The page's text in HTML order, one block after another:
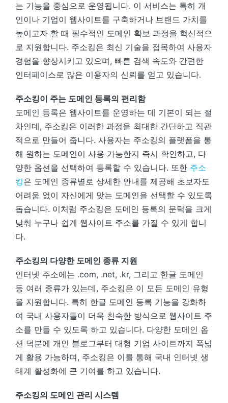
는 기능을 중심으로 운영됩니다. 이 서비스는 특히 개
인이나 기업이 웹사이트를 구축하거나 브랜드 가치를
높이고자 할 때 필수적인 도메인 확보 과정을 혁신적으
로 지원합니다. 주소킹은 최신 기술을 접목하여 사용자
경험을 향상시키고 있으며, 빠른 검색 속도와 간편한
인터페이스로 많은 이용자의 신뢰를 얻고 있습니다.
주소킹이 주는 도메인 등록의 편리함
도메인 등록은 웹사이트를 운영하는 데 기본이 되는 절
차인데, 주소킹은 이러한 과정을 최대한 간단하고 직관
적으로 만들어 줍니다. 사용자는 주소킹의 플랫폼을 통
해 원하는 도메인이 사용 가능한지 즉시 확인하고, 다
양한 옵션을 선택하여 등록할 수 있습니다. 또한 주소
킹은 도메인 종류별로 상세한 안내를 제공해 초보자도
어려움 없이 자신에게 맞는 도메인을 선택할 수 있도록
돕습니다. 이처럼 주소킹은 도메인 등록의 문턱을 크게
낮춰 누구나 쉽게 웹사이트 주소를 가질 수 있게 합니
다.
주소킹의 다양한 도메인 종류 지원
인터넷 주소에는 .com, .net, .kr, 그리고 한글 도메인
등 여러 종류가 있는데, 주소킹은 이 모든 도메인 유형
을 지원합니다. 특히 한글 도메인 등록 기능을 강화하
여 국내 사용자들이 더욱 친숙한 방식으로 웹사이트 주
소를 만들 수 있도록 하고 있습니다. 다양한 도메인 옵
션 덕분에 개인 블로그부터 대형 기업 사이트까지 폭넓
게 활용 가능하며, 주소킹은 이를 통해 국내 인터넷 생
태계 활성화에 큰 기여를 하고 있습니다.
주소킹의 도메인 관리 시스템